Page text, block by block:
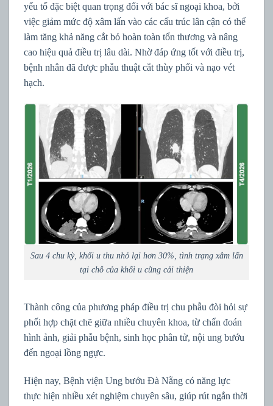
yếu tố đặc biệt quan trọng đối với bác sĩ ngoại khoa, bởi
việc giảm mức độ xâm lấn vào các cấu trúc lân cận có thể
làm tăng khả năng cắt bỏ hoàn toàn tổn thương và nâng
cao hiệu quả điều trị lâu dài. Nhờ đáp ứng tốt với điều trị,
bệnh nhân đã được phẫu thuật cắt thùy phổi và nạo vét
hạch.
Sau 4 chu kỳ, khối u thu nhỏ lại hơn 30%, tình trạng xâm lấn
tại chỗ của khối u cũng cải thiện
Thành công của phương pháp điều trị chu phẫu đòi hỏi sự
phối hợp chặt chẽ giữa nhiều chuyên khoa, từ chẩn đoán
hình ảnh, giải phẫu bệnh, sinh học phân tử, nội ung bướu
đến ngoại lồng ngực.
Hiện nay, Bệnh viện Ung bướu Đà Nẵng có năng lực
thực hiện nhiều xét nghiệm chuyên sâu, giúp rút ngắn thời